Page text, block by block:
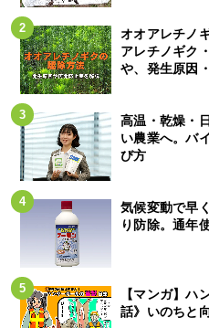
オオアレチノ
アレチノギク
や、発生原因
高温・乾燥・
い農業へ。バ
び方
気候変動で早
り防除。通年
【マンガ】ハ
話》いのちと